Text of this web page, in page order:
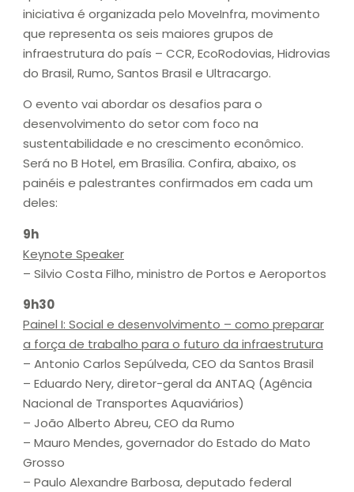
iniciativa é organizada pelo MoveInfra, movimento
que representa os seis maiores grupos de
infraestrutura do país – CCR, EcoRodovias, Hidrovias
do Brasil, Rumo, Santos Brasil e Ultracargo.
O evento vai abordar os desafios para o
desenvolvimento do setor com foco na
sustentabilidade e no crescimento econômico.
Será no B Hotel, em Brasília. Confira, abaixo, os
painéis e palestrantes confirmados em cada um
deles:
9h
Keynote Speaker
– Silvio Costa Filho, ministro de Portos e Aeroportos
9h30
Painel I: Social e desenvolvimento – como preparar
a força de trabalho para o futuro da infraestrutura
– Antonio Carlos Sepúlveda, CEO da Santos Brasil
– Eduardo Nery, diretor-geral da ANTAQ (Agência
Nacional de Transportes Aquaviários)
– João Alberto Abreu, CEO da Rumo
– Mauro Mendes, governador do Estado do Mato
Grosso
– Paulo Alexandre Barbosa, deputado federal